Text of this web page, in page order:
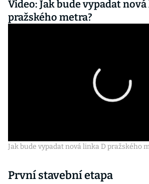
Video: Jak bude vypadat
pražského metra?
Jak bude vypadat nová linka D pražského
První stavební etapa